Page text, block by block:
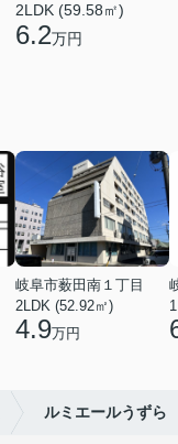
2LDK (59.58㎡)
6.2万円
岐阜市薮田南１丁目
2LDK (52.92㎡)
4.9万円
ルミエールうずら